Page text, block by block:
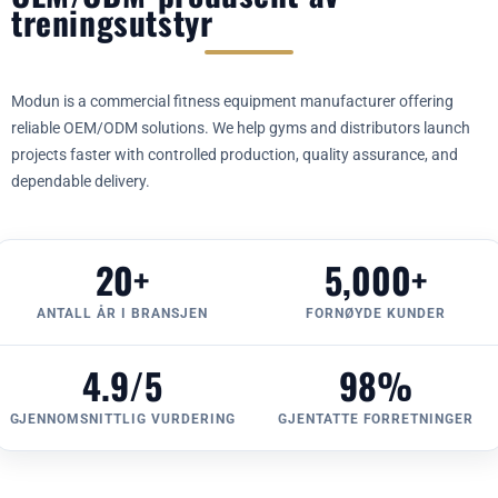
treningsutstyr
Modun is a commercial fitness equipment manufacturer offering
reliable OEM/ODM solutions. We help gyms and distributors launch
projects faster with controlled production, quality assurance, and
dependable delivery.
20+
ANTALL ÅR I BRANSJEN
5,000+
FORNØYDE KUNDER
4.9/5
GJENNOMSNITTLIG VURDERING
98%
GJENTATTE FORRETNINGER